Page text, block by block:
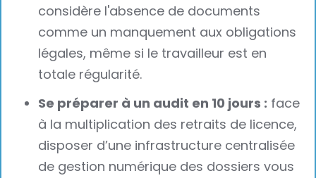
considère l'absence de documents
comme un manquement aux obligations
légales, même si le travailleur est en
totale régularité.
Se préparer à un audit en 10 jours : face
à la multiplication des retraits de licence,
disposer d’une infrastructure centralisée
de gestion numérique des dossiers vous